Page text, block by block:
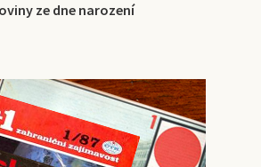
ze dne narození